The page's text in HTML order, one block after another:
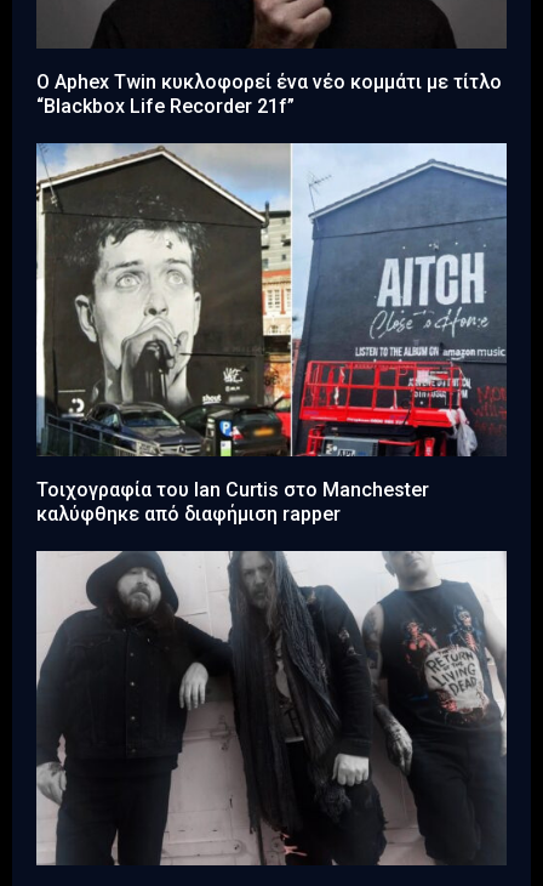
Ο Aphex Twin κυκλοφορεί ένα νέο κομμάτι με τίτλο
“Blackbox Life Recorder 21f”
Τοιχογραφία του Ian Curtis στο Manchester
καλύφθηκε από διαφήμιση rapper